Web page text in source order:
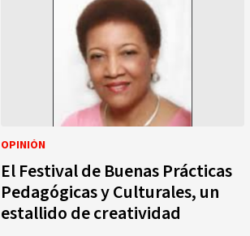
OPINIÓN
El Festival de Buenas Prácticas
Pedagógicas y Culturales, un
estallido de creatividad